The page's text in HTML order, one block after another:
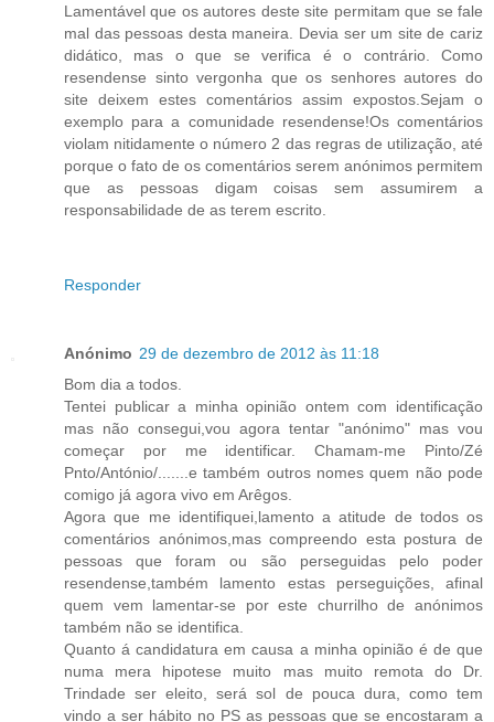
Lamentável que os autores deste site permitam que se fale
mal das pessoas desta maneira. Devia ser um site de cariz
didático, mas o que se verifica é o contrário. Como
resendense sinto vergonha que os senhores autores do
site deixem estes comentários assim expostos.Sejam o
exemplo para a comunidade resendense!Os comentários
violam nitidamente o número 2 das regras de utilização, até
porque o fato de os comentários serem anónimos permitem
que as pessoas digam coisas sem assumirem a
responsabilidade de as terem escrito.
Responder
Anónimo 29 de dezembro de 2012 às 11:18
Bom dia a todos.
Tentei publicar a minha opinião ontem com identificação
mas não consegui,vou agora tentar "anónimo" mas vou
começar por me identificar. Chamam-me Pinto/Zé
Pnto/António/.......e também outros nomes quem não pode
comigo já agora vivo em Arêgos.
Agora que me identifiquei,lamento a atitude de todos os
comentários anónimos,mas compreendo esta postura de
pessoas que foram ou são perseguidas pelo poder
resendense,também lamento estas perseguições, afinal
quem vem lamentar-se por este churrilho de anónimos
também não se identifica.
Quanto á candidatura em causa a minha opinião é de que
numa mera hipotese muito mas muito remota do Dr.
Trindade ser eleito, será sol de pouca dura, como tem
vindo a ser hábito no PS as pessoas que se encostaram a